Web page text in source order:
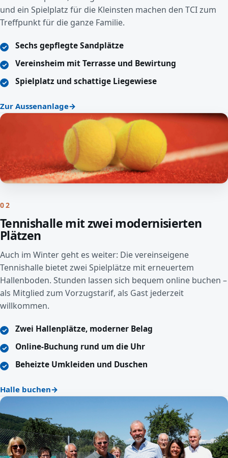
und ein Spielplatz für die Kleinsten machen den TCI zum
Treffpunkt für die ganze Familie.
Sechs gepflegte Sandplätze
Vereinsheim mit Terrasse und Bewirtung
Spielplatz und schattige Liegewiese
Zur Aussenanlage
02
Tennishalle mit zwei modernisierten
Plätzen
Auch im Winter geht es weiter: Die vereinseigene
Tennishalle bietet zwei Spielplätze mit erneuertem
Hallenboden. Stunden lassen sich bequem online buchen –
als Mitglied zum Vorzugstarif, als Gast jederzeit
willkommen.
Zwei Hallenplätze, moderner Belag
Online-Buchung rund um die Uhr
Beheizte Umkleiden und Duschen
Halle buchen